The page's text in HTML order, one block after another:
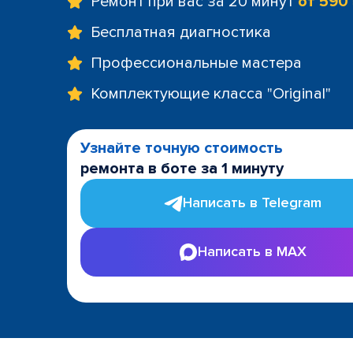
Бесплатная диагностика
Профессиональные мастера
Комплектующие класса "Original"
Узнайте точную стоимость
ремонта в боте за 1 минуту
Написать в Telegram
Написать в MAX